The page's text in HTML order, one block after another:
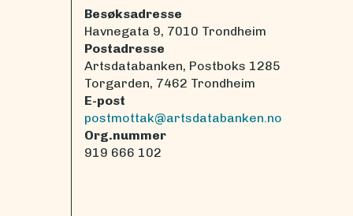
Besøksadresse
Havnegata 9, 7010 Trondheim
Postadresse
Artsdatabanken, Postboks 1285
Torgarden, 7462 Trondheim
E-post
postmottak@artsdatabanken.no
Org.nummer
919 666 102